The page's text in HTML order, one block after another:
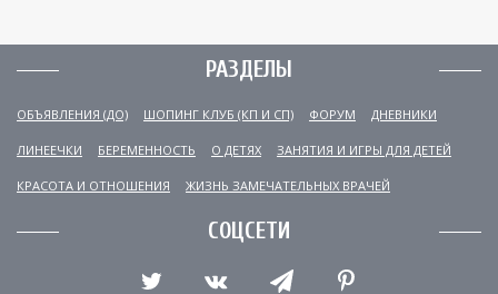
РАЗДЕЛЫ
ОБЪЯВЛЕНИЯ (ДО) ШОПИНГ КЛУБ (КП И СП) ФОРУМ ДНЕВНИКИ
ЛИНЕЕЧКИ БЕРЕМЕННОСТЬ О ДЕТЯХ ЗАНЯТИЯ И ИГРЫ ДЛЯ ДЕТЕЙ
КРАСОТА И ОТНОШЕНИЯ ЖИЗНЬ ЗАМЕЧАТЕЛЬНЫХ ВРАЧЕЙ
СОЦСЕТИ